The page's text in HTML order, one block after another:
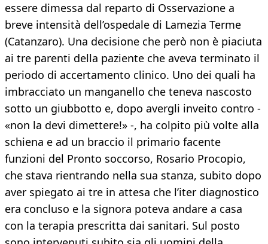
essere dimessa dal reparto di Osservazione a
breve intensità dell’ospedale di Lamezia Terme
(Catanzaro). Una decisione che però non è piaciuta
ai tre parenti della paziente che aveva terminato il
periodo di accertamento clinico. Uno dei quali ha
imbracciato un manganello che teneva nascosto
sotto un giubbotto e, dopo avergli inveito contro -
«non la devi dimettere!» -, ha colpito più volte alla
schiena e ad un braccio il primario facente
funzioni del Pronto soccorso, Rosario Procopio,
che stava rientrando nella sua stanza, subito dopo
aver spiegato ai tre in attesa che l’iter diagnostico
era concluso e la signora poteva andare a casa
con la terapia prescritta dai sanitari. Sul posto